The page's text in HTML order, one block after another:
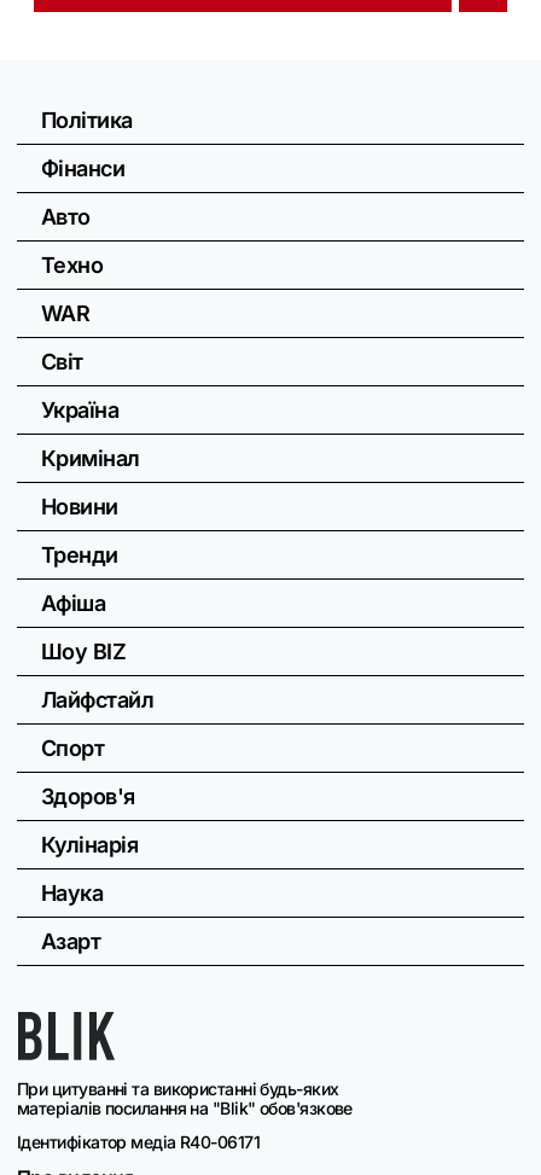
При цитуванні та використанні будь-яких
матеріалів посилання на "Blik" обов'язкове
Ідентифікатор медіа R40-06171
Політика
Фінанси
Авто
Техно
WAR
Світ
Україна
Кримінал
Новини
Тренди
Афіша
Шоу BIZ
Лайфстайл
Спорт
Здоров'я
Кулінарія
Наука
Азарт